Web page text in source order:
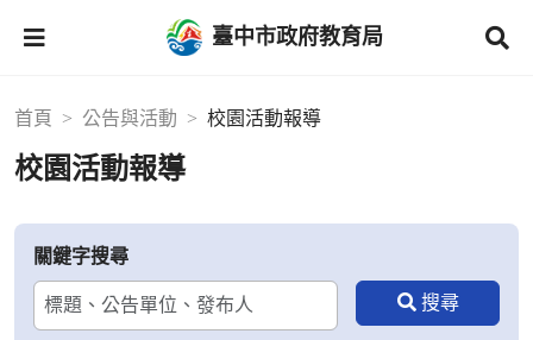
臺中市政府教育局
首頁 公告與活動 校園活動報導
校園活動報導
關鍵字搜尋